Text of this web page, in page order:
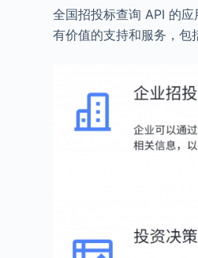
全国招投标查询 API 的
有价值的支持和服务，包